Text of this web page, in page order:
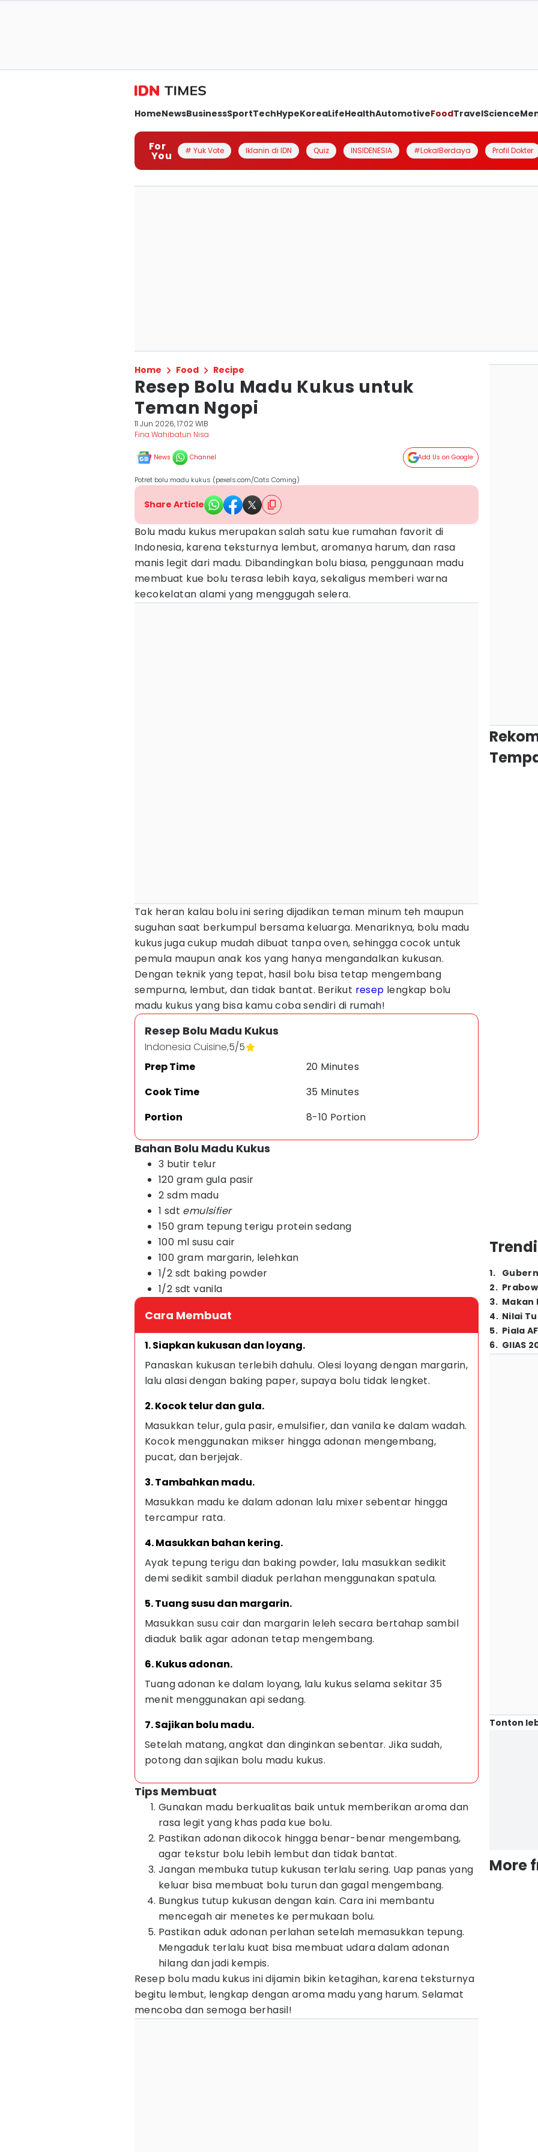
HomeNewsBusinessSportTechHypeKoreaLifeHealthAutomotiveFoodTravelScience
For
You # Yuk Vote Iklanin di IDN Quiz INSIDENESIA #LokalBerdaya Profil Dokter
Home Food Recipe
Resep Bolu Madu Kukus untuk
Teman Ngopi
11 Jun 2026, 17:02 WIB
Fina Wahibatun Nisa
News Channel Add Us on Google
Potret bolu madu kukus (pexels.com/Cats Coming)
Share Article
Bolu madu kukus merupakan salah satu kue rumahan favorit di
Indonesia, karena teksturnya lembut, aromanya harum, dan rasa
manis legit dari madu. Dibandingkan bolu biasa, penggunaan madu
membuat kue bolu terasa lebih kaya, sekaligus memberi warna
kecokelatan alami yang menggugah selera.
Tak heran kalau bolu ini sering dijadikan teman minum teh maupun
suguhan saat berkumpul bersama keluarga. Menariknya, bolu madu
kukus juga cukup mudah dibuat tanpa oven, sehingga cocok untuk
pemula maupun anak kos yang hanya mengandalkan kukusan.
Dengan teknik yang tepat, hasil bolu bisa tetap mengembang
sempurna, lembut, dan tidak bantat. Berikut resep lengkap bolu
madu kukus yang bisa kamu coba sendiri di rumah!
Resep Bolu Madu Kukus
Indonesia Cuisine,5/5
Prep Time
20 Minutes
Cook Time
35 Minutes
Portion
8-10 Portion
Bahan Bolu Madu Kukus
3 butir telur
120 gram gula pasir
2 sdm madu
1 sdt emulsifier
150 gram tepung terigu protein sedang
100 ml susu cair
100 gram margarin, lelehkan
1/2 sdt baking powder
1/2 sdt vanila
Cara Membuat
1. Siapkan kukusan dan loyang.
Panaskan kukusan terlebih dahulu. Olesi loyang dengan margarin,
lalu alasi dengan baking paper, supaya bolu tidak lengket.
2. Kocok telur dan gula.
Masukkan telur, gula pasir, emulsifier, dan vanila ke dalam wadah.
Kocok menggunakan mikser hingga adonan mengembang,
pucat, dan berjejak.
3. Tambahkan madu.
Masukkan madu ke dalam adonan lalu mixer sebentar hingga
tercampur rata.
4. Masukkan bahan kering.
Ayak tepung terigu dan baking powder, lalu masukkan sedikit
demi sedikit sambil diaduk perlahan menggunakan spatula.
5. Tuang susu dan margarin.
Masukkan susu cair dan margarin leleh secara bertahap sambil
diaduk balik agar adonan tetap mengembang.
6. Kukus adonan.
Tuang adonan ke dalam loyang, lalu kukus selama sekitar 35
menit menggunakan api sedang.
7. Sajikan bolu madu.
Setelah matang, angkat dan dinginkan sebentar. Jika sudah,
potong dan sajikan bolu madu kukus.
Tips Membuat
Gunakan madu berkualitas baik untuk memberikan aroma dan
rasa legit yang khas pada kue bolu.
Pastikan adonan dikocok hingga benar-benar mengembang,
agar tekstur bolu lebih lembut dan tidak bantat.
Jangan membuka tutup kukusan terlalu sering. Uap panas yang
keluar bisa membuat bolu turun dan gagal mengembang.
Bungkus tutup kukusan dengan kain. Cara ini membantu
mencegah air menetes ke permukaan bolu.
Pastikan aduk adonan perlahan setelah memasukkan tepung.
Mengaduk terlalu kuat bisa membuat udara dalam adonan
hilang dan jadi kempis.
Resep bolu madu kukus ini dijamin bikin ketagihan, karena teksturnya
begitu lembut, lengkap dengan aroma madu yang harum. Selamat
mencoba dan semoga berhasil!
1.
2.
3. Makan
4. Nilai
5. Piala
6. GIIAS
Tonton
More